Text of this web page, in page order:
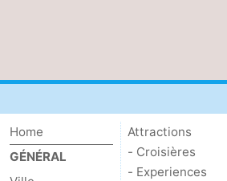
touristes
Contact
Home
GÉNÉRAL
Attractions
- Croisières
- Experiences